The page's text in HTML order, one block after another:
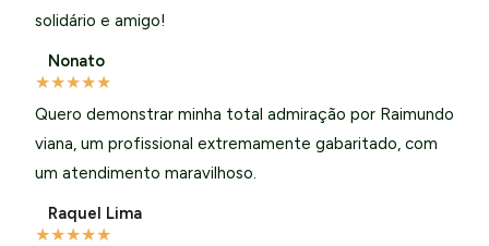
solidário e amigo!
Nonato
★★★★★
Quero demonstrar minha total admiração por Raimundo
viana, um profissional extremamente gabaritado, com
um atendimento maravilhoso.
Raquel Lima
★★★★★